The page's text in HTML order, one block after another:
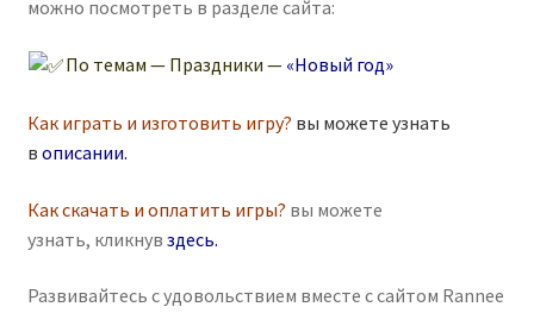
можно посмотреть в разделе сайта:
По темам — Праздники — «Новый год»
Как играть и изготовить игру? вы можете узнать
в описании.
Как скачать и оплатить игры? вы можете
узнать, кликнув здесь.
Развивайтесь с удовольствием вместе с сайтом Rannee